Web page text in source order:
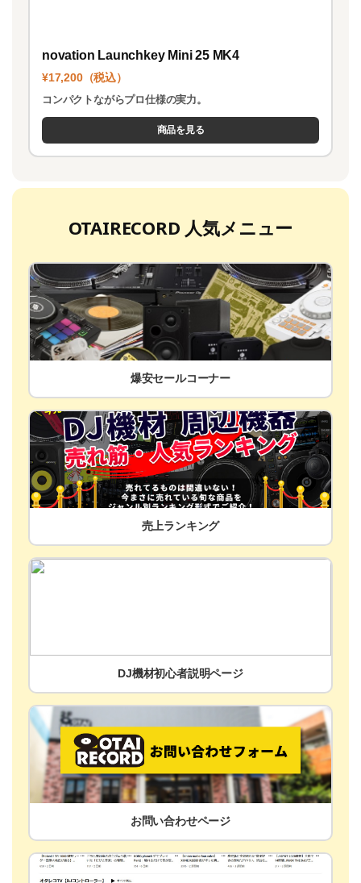
novation Launchkey Mini 25 MK4
¥17,200（税込）
コンパクトながらプロ仕様の実力。
商品を見る
OTAIRECORD 人気メニュー
爆安セールコーナー
売上ランキング
DJ機材初心者説明ページ
お問い合わせページ